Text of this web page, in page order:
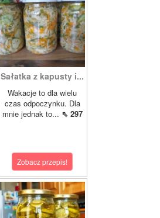
Sałatka z kapusty i...
Wakacje to dla wielu
czas odpoczynku. Dla
mnie jednak to... ⇖ 297
Zobacz przepis!